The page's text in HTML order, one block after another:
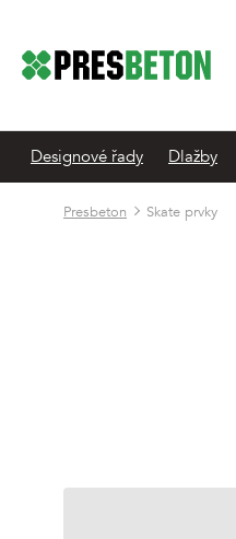
Designové řady Dlažby
Presbeton Skate prvky